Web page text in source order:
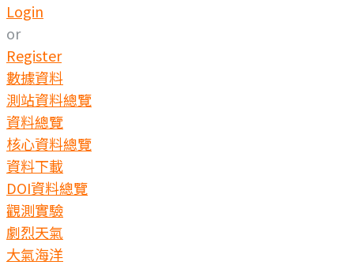
Login
or
Register
數據資料
測站資料總覽
資料總覽
核心資料總覽
資料下載
DOI資料總覽
觀測實驗
劇烈天氣
大氣海洋